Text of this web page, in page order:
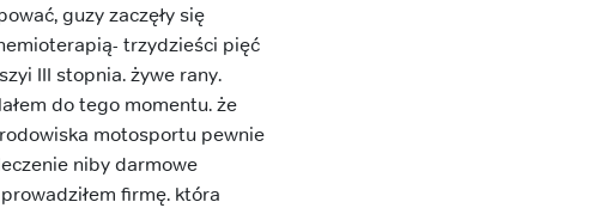
guzy zaczęły się
trzydzieści pięć
III stopnia. żywe rany.
do tego momentu. że
motosportu pewnie
niby darmowe
firmę. która